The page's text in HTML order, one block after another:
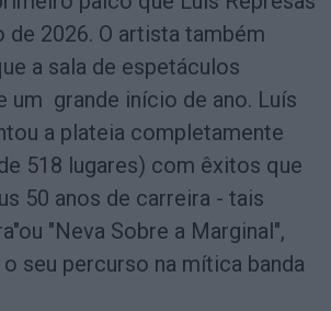
de 2026. O artista também
a sala de espetáculos
um grande início de ano. Luís
a plateia completamente
518 lugares) com êxitos que
50 anos de carreira - tais
"Neva Sobre a Marginal",
seu percurso na mítica banda